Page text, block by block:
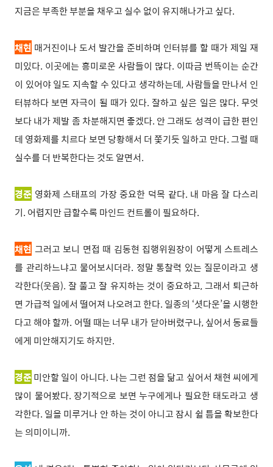
지금은 부족한 부분을 채우고 실수 없이 유지해나가고 싶다.
채현 매거진이나 도서 발간을 준비하며 인터뷰를 할 때가 제일 재
미있다. 이곳에는 흥미로운 사람들이 많다. 이따금 번뜩이는 순간
이 있어야 일도 지속할 수 있다고 생각하는데, 사람들을 만나서 인
터뷰하다 보면 자극이 될 때가 있다. 잘하고 싶은 일은 많다. 무엇
보다 내가 제발 좀 차분해지면 좋겠다. 안 그래도 성격이 급한 편인
데 영화제를 치르다 보면 당황해서 더 쫓기듯 일하고 만다. 그럴 때
실수를 더 반복한다는 것도 알면서.
경준 영화제 스태프의 가장 중요한 덕목 같다. 내 마음 잘 다스리
기. 어렵지만 급할수록 마인드 컨트롤이 필요하다.
채현 그러고 보니 면접 때 김동현 집행위원장이 어떻게 스트레스
를 관리하느냐고 물어보시더라. 정말 통찰력 있는 질문이라고 생
각한다(웃음). 잘 풀고 잘 유지하는 것이 중요하고, 그래서 퇴근하
면 가급적 일에서 떨어져 나오려고 한다. 일종의 ‘셧다운’을 시행한
다고 해야 할까. 어떨 때는 너무 내가 닫아버렸구나, 싶어서 동료들
에게 미안해지기도 하지만.
경준미안할 일이 아니다. 나는 그런 점을 닮고 싶어서 채현 씨에게
많이 물어봤다. 장기적으로 보면 누구에게나 필요한 태도라고 생
각한다. 일을 미루거나 안 하는 것이 아니고 잠시 쉴 틈을 확보한다
는 의미이니까.